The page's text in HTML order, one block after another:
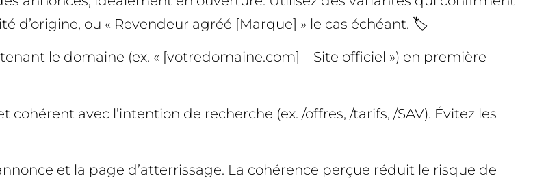
d’origine, ou « Revendeur agréé [Marque] » le cas échéant. 🏷️
le domaine (ex. « [votredomaine.com] – Site officiel ») en première
cohérent avec l’intention de recherche (ex. /offres, /tarifs, /SAV). Évitez les
et la page d’atterrissage. La cohérence perçue réduit le risque de